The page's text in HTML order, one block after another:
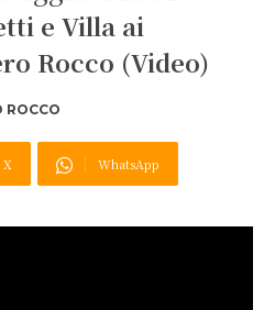
e Villa ai
Rocco (Video)
ROCCO
X WhatsApp